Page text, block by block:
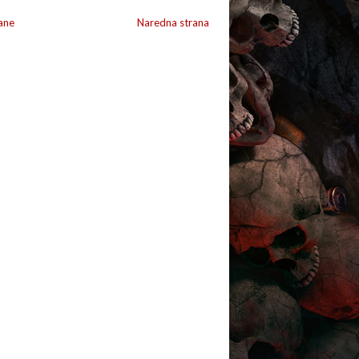
Naredna strana